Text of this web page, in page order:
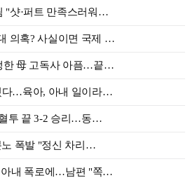
"샷·퍼트 만족스러워…
의혹? 사실이면 국제 …
한 母 고독사 아픔…끝…
다…육아, 아내 일이라…
투 끝 3-2 승리…동…
노 폭발 "정신 차리…
아내 폭로에…남편 "쪽…